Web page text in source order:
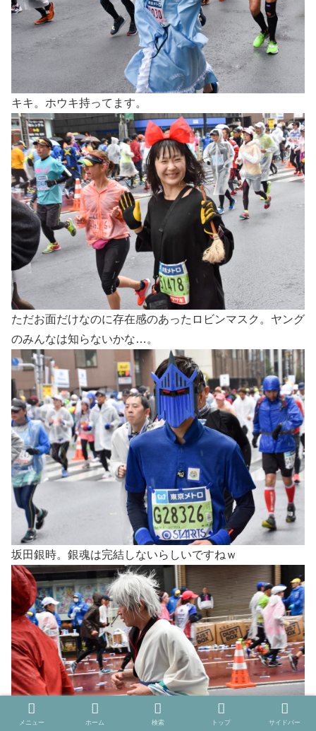
キキ。ホウキ持ってます。
ただお面だけなのに存在感のあったロビンマスク。ヤング
のみんなは知らないかな…。
坂田銀時。銀魂は完結しないらしいですねｗ
メニュー ホーム 検索 トップ サイドバー